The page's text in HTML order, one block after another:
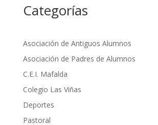
Categorías
Asociación de Antiguos Alumnos
Asociación de Padres de Alumnos
C.E.I. Mafalda
Colegio Las Viñas
Deportes
Pastoral